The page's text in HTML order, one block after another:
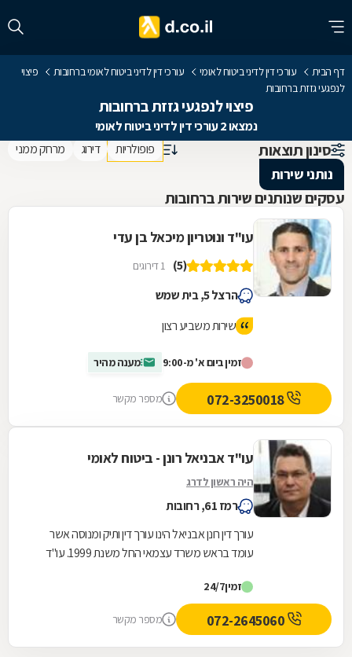
דף הבית עורכי דין לדיני ביטוח לאומי עורכי דין לדיני ביטוח לאומי ברחובות
פיצוי
לנפגעי גזזת ברחובות
פיצוי לנפגעי גזזת ברחובות
נמצאו 2 עורכי דין לדיני ביטוח לאומי
סינון תוצאות פופולריות דירוג מרחק ממני
נותני שירות
עסקים שנותנים שירות ברחובות
עו"ד ונוטריון מיכאל בן עדי
(5) 1 דירוגים
הרצל 5, בית שמש
שירות משביע רצון
זמין ביום א' מ-9:00 מענה מהיר
072-3250018 מספר מקשר
עו"ד אבניאל רונן - ביטוח לאומי
היה ראשון לדרג
רמז 61, רחובות
עורך דין רונן אבניאל הינו עורך דין ותיק ומנוסה אשר
עומד בראש משרד עצמאי החל משנת 1999. עו"ד
זמין24/7
מספר מקשר